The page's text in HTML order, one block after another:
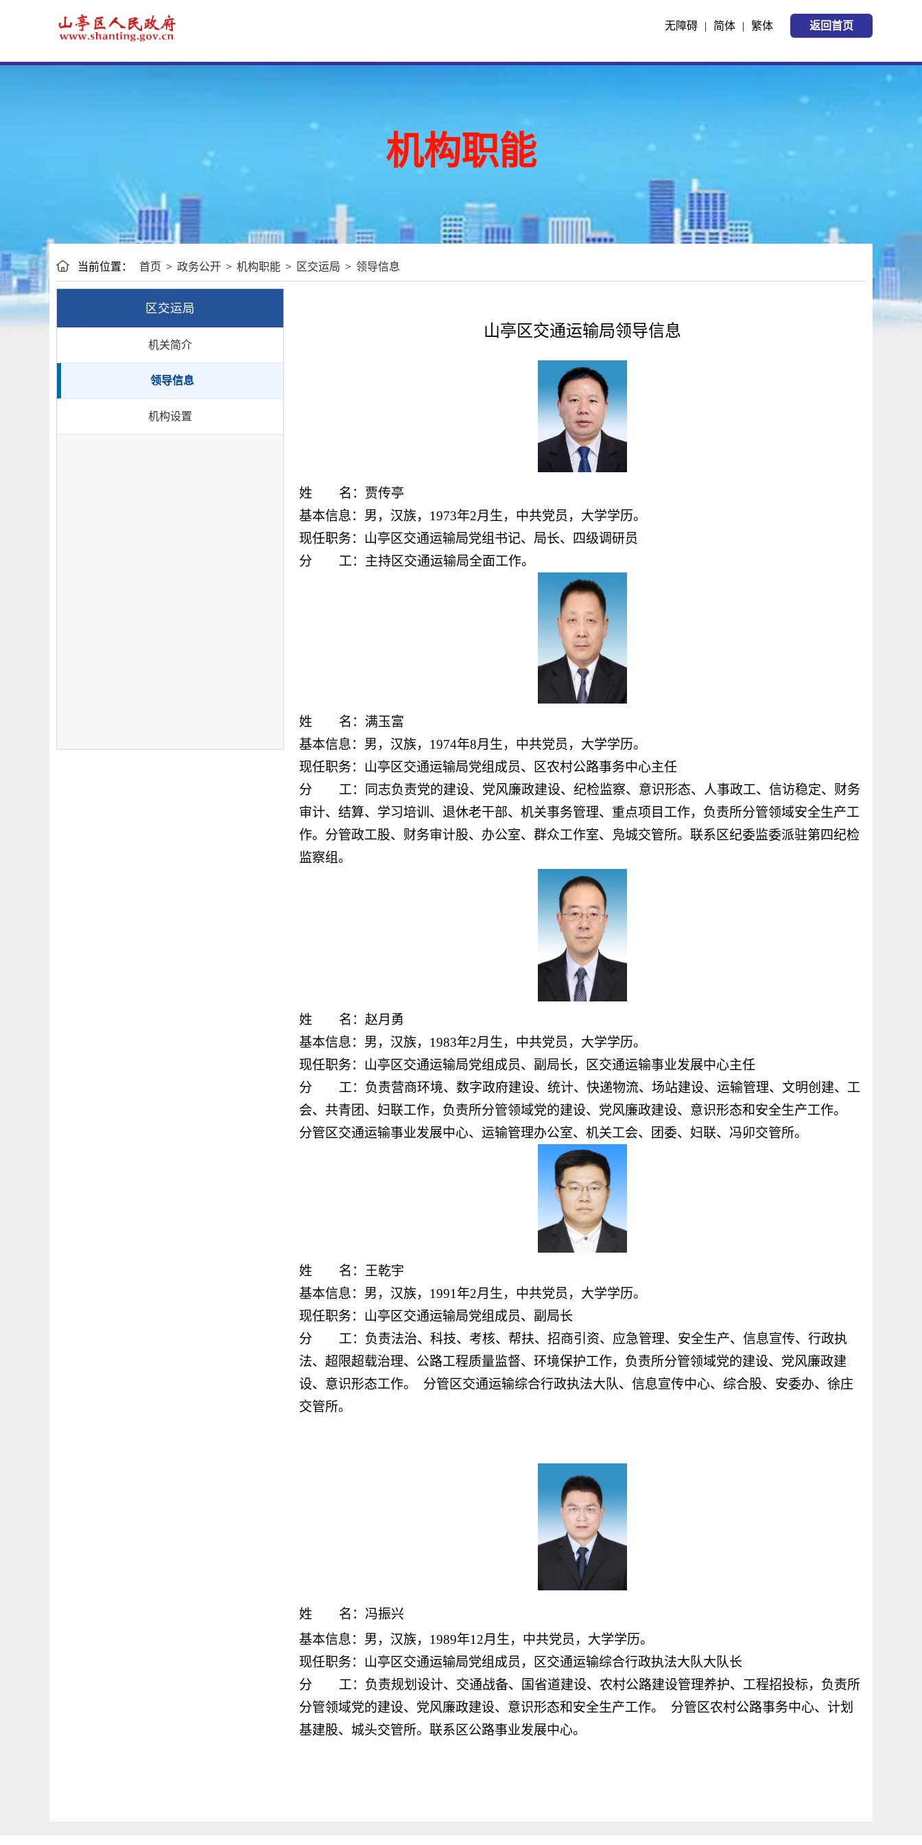
返回首页
繁体
|
简体
|
无障碍
机构职能
当前位置： 首页 > 政务公开 > 机构职能 > 区交运局 > 领导信息
区交运局
机关简介
领导信息
机构设置
山亭区交通运输局领导信息
姓 名：贾传亭
基本信息：男，汉族，1973年2月生，中共党员，大学学历。
现任职务：山亭区交通运输局党组书记、局长、四级调研员
分 工：主持区交通运输局全面工作。
姓 名：满玉富
基本信息：男，汉族，1974年8月生，中共党员，大学学历。
现任职务：山亭区交通运输局党组成员、区农村公路事务中心主任
分 工：同志负责党的建设、党风廉政建设、纪检监察、意识形态、人事政工、信访稳定、财务
审计、结算、学习培训、退休老干部、机关事务管理、重点项目工作，负责所分管领域安全生产工
作。分管政工股、财务审计股、办公室、群众工作室、凫城交管所。联系区纪委监委派驻第四纪检
监察组。
姓 名：赵月勇
基本信息：男，汉族，1983年2月生，中共党员，大学学历。
现任职务：山亭区交通运输局党组成员、副局长，区交通运输事业发展中心主任
分 工：负责营商环境、数字政府建设、统计、快递物流、场站建设、运输管理、文明创建、工
会、共青团、妇联工作，负责所分管领域党的建设、党风廉政建设、意识形态和安全生产工作。
分管区交通运输事业发展中心、运输管理办公室、机关工会、团委、妇联、冯卯交管所。
姓 名：王乾宇
基本信息：男，汉族，1991年2月生，中共党员，大学学历。
现任职务：山亭区交通运输局党组成员、副局长
分 工：负责法治、科技、考核、帮扶、招商引资、应急管理、安全生产、信息宣传、行政执
法、超限超载治理、公路工程质量监督、环境保护工作，负责所分管领域党的建设、党风廉政建
设、意识形态工作。 分管区交通运输综合行政执法大队、信息宣传中心、综合股、安委办、徐庄
交管所。
姓 名：冯振兴
基本信息： 男，汉族，1989年12月生，中共党员，大学学历。
现任职务：山亭区交通运输局党组成员，区交通运输综合行政执法大队大队长
分 工：负责规划设计、交通战备、国省道建设、农村公路建设管理养护、工程招投标，负责所
分管领域党的建设、党风廉政建设、意识形态和安全生产工作。 分管区农村公路事务中心、计划
基建股、城头交管所。联系区公路事业发展中心。